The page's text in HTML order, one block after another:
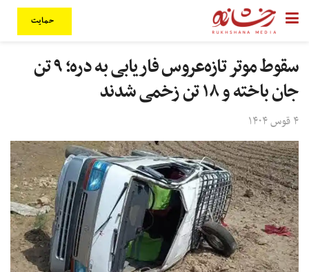
حمایت
سقوط موتر تازه‌عروس فاریابی به دره؛ ۹ تن
جان باخته و ۱۸ تن زخمی شدند
۴ قوس ۱۴۰۴